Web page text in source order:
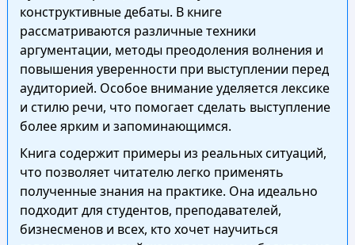
конструктивные дебаты. В книге
рассматриваются различные техники
аргументации, методы преодоления волнения и
повышения уверенности при выступлении перед
аудиторией. Особое внимание уделяется лексике
и стилю речи, что помогает сделать выступление
более ярким и запоминающимся.
Книга содержит примеры из реальных ситуаций,
что позволяет читателю легко применять
полученные знания на практике. Она идеально
подходит для студентов, преподавателей,
бизнесменов и всех, кто хочет научиться